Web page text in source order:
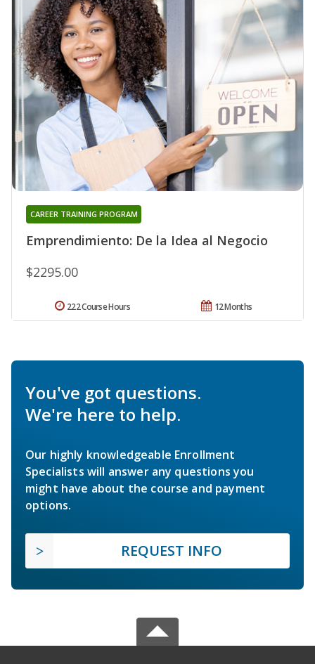
Emprendimiento: De la Idea al Negocio
CAREER TRAINING PROGRAM
$2295.00
12 Months
222 Course Hours
You've got questions.
We're here to help.
Our highly knowledgeable Enrollment
Specialists will answer any questions you
might have about the course and payment
options.
REQUEST INFO